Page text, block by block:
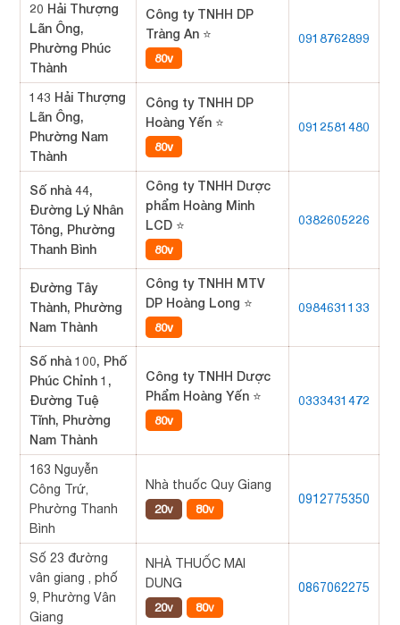
20 Hải Thượng
Lãn Ông,
Phường Phúc
Thành
Công ty TNHH DP
Tràng An ⭐
80v
0918762899
143 Hải Thượng
Lãn Ông,
Phường Nam
Thành
Công ty TNHH DP
Hoàng Yến ⭐
80v
0912581480
Số nhà 44,
Đường Lý Nhân
Tông, Phường
Thanh Bình
Công ty TNHH Dược
phẩm Hoàng Minh
LCD ⭐
80v
0382605226
Đường Tây
Thành, Phường
Nam Thành
Công ty TNHH MTV
DP Hoàng Long ⭐
80v
0984631133
Số nhà 100, Phố
Phúc Chỉnh 1,
Đường Tuệ
Tĩnh, Phường
Nam Thành
Công ty TNHH Dược
Phẩm Hoàng Yến ⭐
80v
0333431472
163 Nguyễn
Công Trứ,
Phường Thanh
Bình
Nhà thuốc Quy Giang
20v 80v
0912775350
Số 23 đường
vân giang , phố
9, Phường Vân
Giang
NHÀ THUỐC MAI
DUNG
20v 80v
0867062275